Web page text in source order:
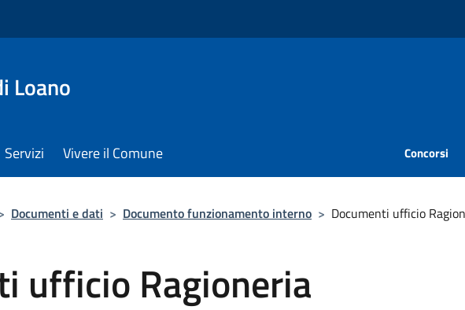
Loano
Servizi Vivere il Comune Concorsi
Documenti e dati > Documento funzionamento interno > Documenti ufficio
ufficio Ragioneria